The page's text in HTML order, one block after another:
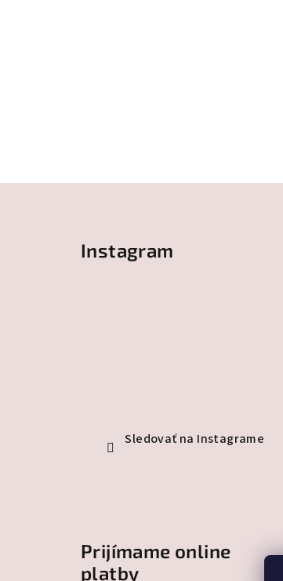
Instagram
Sledovať na Instagrame
Prijímame online
platby